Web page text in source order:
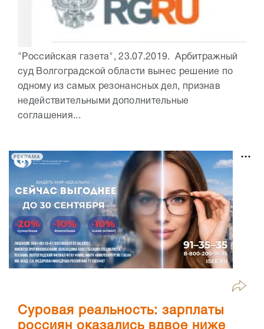
"Российская газета", 23.07.2019. Арбитражный
суд Волгоградской области вынес решение по
одному из самых резонансных дел, признав
недействительными дополнительные
соглашения...
РЕКЛАМА
Суровая реальность: зарплаты
россиян оказались вдвое ниже